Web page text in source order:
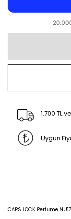
1.700 TL
Uygun
CAPS LOCK Perfume